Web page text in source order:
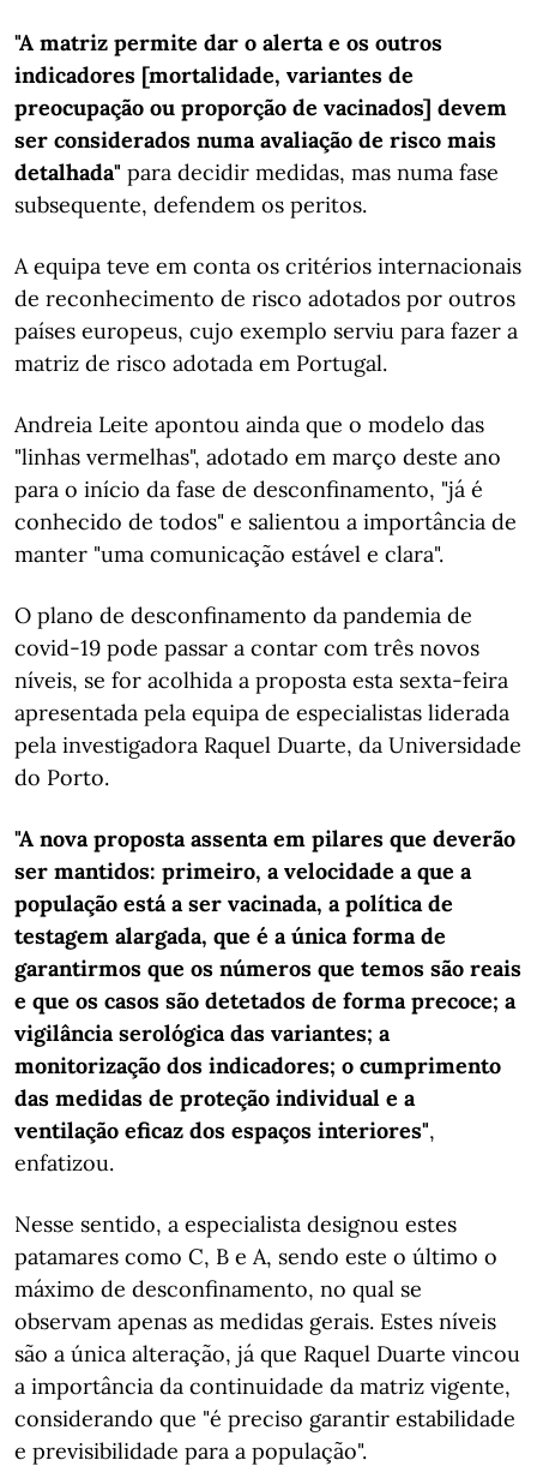
"A matriz permite dar o alerta e os outros
indicadores [mortalidade, variantes de
preocupação ou proporção de vacinados] devem
ser considerados numa avaliação de risco mais
detalhada" para decidir medidas, mas numa fase
subsequente, defendem os peritos.
A equipa teve em conta os critérios internacionais
de reconhecimento de risco adotados por outros
países europeus, cujo exemplo serviu para fazer a
matriz de risco adotada em Portugal.
Andreia Leite apontou ainda que o modelo das
"linhas vermelhas", adotado em março deste ano
para o início da fase de desconfinamento, "já é
conhecido de todos" e salientou a importância de
manter "uma comunicação estável e clara".
O plano de desconfinamento da pandemia de
covid-19 pode passar a contar com três novos
níveis, se for acolhida a proposta esta sexta-feira
apresentada pela equipa de especialistas liderada
pela investigadora Raquel Duarte, da Universidade
do Porto.
"A nova proposta assenta em pilares que deverão
ser mantidos: primeiro, a velocidade a que a
população está a ser vacinada, a política de
testagem alargada, que é a única forma de
garantirmos que os números que temos são reais
e que os casos são detetados de forma precoce; a
vigilância serológica das variantes; a
monitorização dos indicadores; o cumprimento
das medidas de proteção individual e a
ventilação eficaz dos espaços interiores",
enfatizou.
Nesse sentido, a especialista designou estes
patamares como C, B e A, sendo este o último o
máximo de desconfinamento, no qual se
observam apenas as medidas gerais. Estes níveis
são a única alteração, já que Raquel Duarte vincou
a importância da continuidade da matriz vigente,
considerando que "é preciso garantir estabilidade
e previsibilidade para a população".